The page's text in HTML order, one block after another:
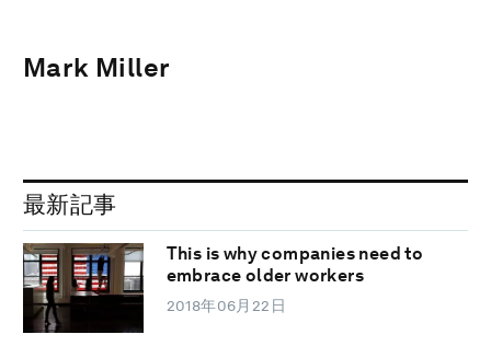
Mark Miller
最新記事
This is why companies need to
embrace older workers
2018年06月22日